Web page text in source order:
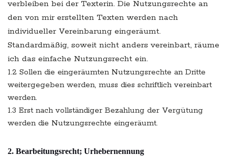
verbleiben bei der Texterin. Die Nutzungsrechte an
den von mir erstellten Texten werden nach
individueller Vereinbarung eingeräumt.
Standardmäßig, soweit nicht anders vereinbart, räume
ich das einfache Nutzungsrecht ein.
1.2 Sollen die eingeräumten Nutzungsrechte an Dritte
weitergegeben werden, muss dies schriftlich vereinbart
werden.
1.3 Erst nach vollständiger Bezahlung der Vergütung
werden die Nutzungsrechte eingeräumt.
2. Bearbeitungsrecht; Urhebernennung